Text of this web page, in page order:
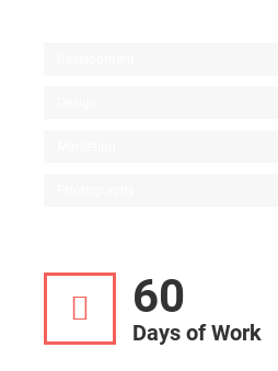
60
Days of Work